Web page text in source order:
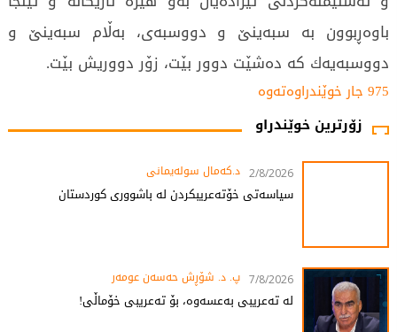
باوەڕبوون بە سبەینێ و دووسبەی، بەڵام سبەینێ و
دووسبەیەك كە دەشێت دوور بێت، زۆر دووریش بێت.
975 جار خوێندراوەتەوە
زۆرترین خوێندراو
2/8/2026 د.کەمال سولەیمانی
سیاسەتی خۆتەعریبکردن لە باشووری کوردستان
7/8/2026 پ. د. شۆڕش حەسەن عومەر
لە تەعریبی بەعسەوە، بۆ تەعریبی خۆماڵی!